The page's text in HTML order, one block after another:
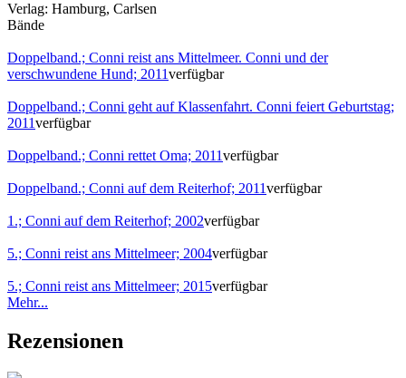
Verlag: Hamburg, Carlsen
Bände
Doppelband.; Conni reist ans Mittelmeer. Conni und der
verschwundene Hund; 2011verfügbar
Doppelband.; Conni geht auf Klassenfahrt. Conni feiert Geburtstag;
2011verfügbar
Doppelband.; Conni rettet Oma; 2011verfügbar
Doppelband.; Conni auf dem Reiterhof; 2011verfügbar
1.; Conni auf dem Reiterhof; 2002verfügbar
5.; Conni reist ans Mittelmeer; 2004verfügbar
5.; Conni reist ans Mittelmeer; 2015verfügbar
Mehr...
Rezensionen